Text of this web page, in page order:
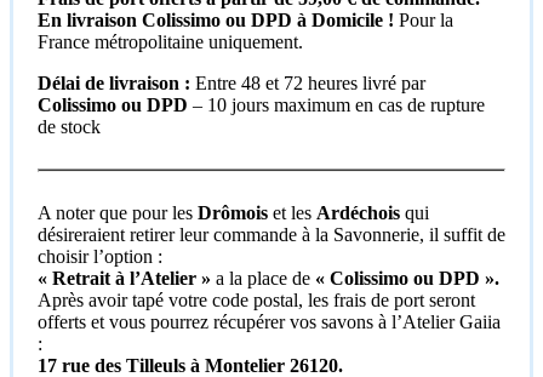
En livraison Colissimo ou DPD à Domicile ! Pour la
France métropolitaine uniquement.
Délai de livraison : Entre 48 et 72 heures livré par
Colissimo ou DPD – 10 jours maximum en cas de rupture
de stock
A noter que pour les Drômois et les Ardéchois qui
désireraient retirer leur commande à la Savonnerie, il suffit de
choisir l’option :
« Retrait à l’Atelier » a la place de « Colissimo ou DPD ».
Après avoir tapé votre code postal, les frais de port seront
offerts et vous pourrez récupérer vos savons à l’Atelier Gaiia
:
17 rue des Tilleuls à Montelier 26120.